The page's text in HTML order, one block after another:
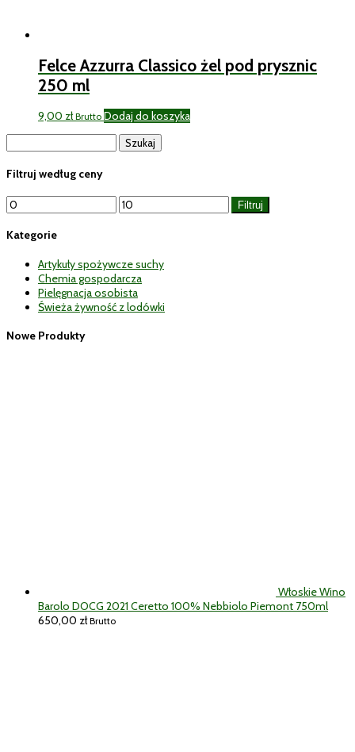
Felce Azzurra Classico żel pod prysznic
250 ml
9,00 zł Brutto Dodaj do koszyka
Filtruj według ceny
Cena
min
Cena
max
Filtruj
Kategorie
Artykuły spożywcze suchy
Chemia gospodarcza
Pielęgnacja osobista
Świeża żywność z lodówki
Nowe Produkty
Włoskie Wino
Barolo DOCG 2021 Ceretto 100% Nebbiolo Piemont 750ml
650,00 zł Brutto